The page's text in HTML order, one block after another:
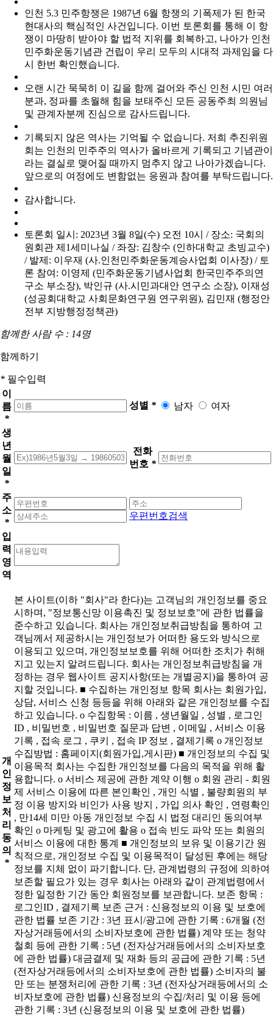
인천 5.3 민주항쟁은 1987년 6월 항쟁의 기폭제가 된 한국
현대사의 핵심적인 사건입니다. 이번 토론회를 통해 이 항
쟁이 마땅히 받아야 할 법적 지위를 회복하고, 나아가 인천
민주화운동기념관 건립이 우리 모두의 시대적 과제임을 다
시 한번 확인했습니다.
오랜 시간 묵묵히 이 길을 함께 걸어와 주신 인천 시민 여러
분과, 정파를 초월해 힘을 보태주신 모든 공동주최 의원님
및 관계자분께 진심으로 감사드립니다.
기록되지 않은 역사는 기억될 수 없습니다. 저희 추진위원
회는 인천의 민주주의 역사가 올바르게 기록되고 기념관이
라는 결실로 맺어질 때까지 멈추지 않고 나아가겠습니다.
앞으로의 여정에도 변함없는 응원과 참여를 부탁드립니다.
감사합니다.
토론회 일시: 2023년 3월 8일(수) 오전 10시 / 장소: 국회의
원회관 제1세미나실 / 좌장: 김창수 (인하대학교 초빙교수)
/ 발제: 이우재 (사.인천민주화운동계승사업회 이사장) / 토
론 참여: 이영제 (민주화운동기념사업회 한국민주주의연
구소 부소장), 박인규 (사.시민과대안 연구소 소장), 이재성
(성공회대학교 사회문화연구원 연구위원), 김민재 (행정안
전부 지방행정정책관)
함께한 사람 수 : 14명
함께하기
* 필수입력
이
름
*
성별 * 남자 여자
생
년
월
일
*
전화
번호 *
주
소
*
우편번호검색
입
력
영
역
개
인
정
보
처
리
동
의
*
본 사이트(이하 "회사"라 한다)는 고객님의 개인정보를 중요
시하며, "정보통신망 이용촉진 및 정보보호"에 관한 법률을
준수하고 있습니다. 회사는 개인정보취급방침을 통하여 고
객님께서 제공하시는 개인정보가 어떠한 용도와 방식으로
이용되고 있으며, 개인정보보호를 위해 어떠한 조치가 취해
지고 있는지 알려드립니다. 회사는 개인정보취급방침을 개
정하는 경우 웹사이트 공지사항(또는 개별공지)을 통하여 공
지할 것입니다. ■ 수집하는 개인정보 항목 회사는 회원가입,
상담, 서비스 신청 등등을 위해 아래와 같은 개인정보를 수집
하고 있습니다. ο 수집항목 : 이름 , 생년월일 , 성별 , 로그인
ID , 비밀번호 , 비밀번호 질문과 답변 , 이메일 , 서비스 이용
기록 , 접속 로그 , 쿠키 , 접속 IP 정보 , 결제기록 ο 개인정보
수집방법 : 홈페이지(회원가입,게시판) ■ 개인정보의 수집 및
이용목적 회사는 수집한 개인정보를 다음의 목적을 위해 활
용합니다. ο 서비스 제공에 관한 계약 이행 ο 회원 관리 - 회원
제 서비스 이용에 따른 본인확인 , 개인 식별 , 불량회원의 부
정 이용 방지와 비인가 사용 방지 , 가입 의사 확인 , 연령확인
, 만14세 미만 아동 개인정보 수집 시 법정 대리인 동의여부
확인 ο 마케팅 및 광고에 활용 ο 접속 빈도 파악 또는 회원의
서비스 이용에 대한 통계 ■ 개인정보의 보유 및 이용기간 원
칙적으로, 개인정보 수집 및 이용목적이 달성된 후에는 해당
정보를 지체 없이 파기합니다. 단, 관계법령의 규정에 의하여
보존할 필요가 있는 경우 회사는 아래와 같이 관계법령에서
정한 일정한 기간 동안 회원정보를 보관합니다. 보존 항목 :
로그인ID , 결제기록 보존 근거 : 신용정보의 이용 및 보호에
관한 법률 보존 기간 : 3년 표시/광고에 관한 기록 : 6개월 (전
자상거래등에서의 소비자보호에 관한 법률) 계약 또는 청약
철회 등에 관한 기록 : 5년 (전자상거래등에서의 소비자보호
에 관한 법률) 대금결제 및 재화 등의 공급에 관한 기록 : 5년
(전자상거래등에서의 소비자보호에 관한 법률) 소비자의 불
만 또는 분쟁처리에 관한 기록 : 3년 (전자상거래등에서의 소
비자보호에 관한 법률) 신용정보의 수집/처리 및 이용 등에
관한 기록 : 3년 (신용정보의 이용 및 보호에 관한 법률)